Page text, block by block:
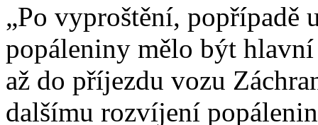
„Po vyproštění, popřípadě
popáleniny mělo být
až do příjezdu vozu
dalšímu rozvíjení